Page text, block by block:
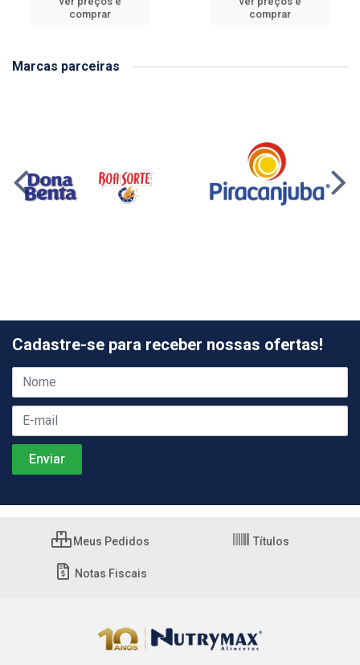
comprar
comprar
Marcas parceiras
Cadastre-se para receber nossas ofertas!
Meus Pedidos Títulos
Notas Fiscais